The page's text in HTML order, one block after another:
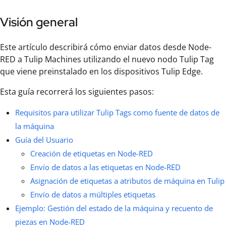
Visión general
Este artículo describirá cómo enviar datos desde Node-
RED a Tulip Machines utilizando el nuevo nodo Tulip Tag
que viene preinstalado en los dispositivos Tulip Edge.
Esta guía recorrerá los siguientes pasos:
Requisitos para utilizar Tulip Tags como fuente de datos de
la máquina
Guía del Usuario
Creación de etiquetas en Node-RED
Envío de datos a las etiquetas en Node-RED
Asignación de etiquetas a atributos de máquina en Tulip
Envío de datos a múltiples etiquetas
Ejemplo: Gestión del estado de la máquina y recuento de
piezas en Node-RED